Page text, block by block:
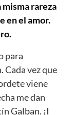
rareza
en el amor.
para
Cada vez que
viene
me dan
Galban. ¡I